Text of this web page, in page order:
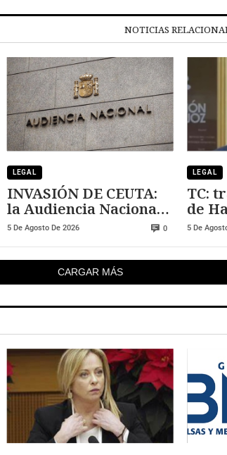
NOTICIAS
LEGAL
INVASIÓN DE CEUTA:
la Audiencia Nacional
investiga posibles
5 De Agosto De 2026 0
LEGAL
TC:
de
5 De
CARGAR MÁS